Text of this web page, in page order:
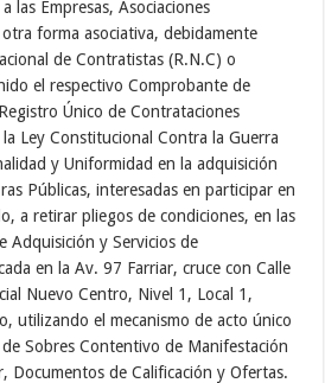
las Empresas, Asociaciones
forma asociativa, debidamente
de Contratistas (R.N.C) o
el respectivo Comprobante de
Único de Contrataciones
Ley Constitucional Contra la Guerra
y Uniformidad en la adquisición
Públicas, interesadas en participar en
a retirar pliegos de condiciones, en las
Adquisición y Servicios de
en la Av. 97 Farriar, cruce con Calle
Nuevo Centro, Nivel 1, Local 1,
utilizando el mecanismo de acto único
Sobres Contentivo de Manifestación
Documentos de Calificación y Ofertas.